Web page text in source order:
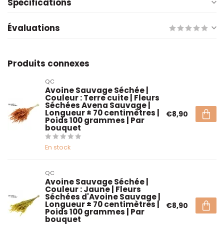
Spécifications
Évaluations
Produits connexes
QC
Avoine Sauvage Séchée |
Couleur : Terre cuite | Fleurs
Séchées Avena Sauvage |
Longueur ± 70 centimètres |
Poids 100 grammes | Par
bouquet
En stock
€8,90
QC
Avoine Sauvage Séchée |
Couleur : Jaune | Fleurs
Séchées d'Avoine Sauvage |
Longueur ± 70 centimètres |
Poids 100 grammes | Par
bouquet
€8,90